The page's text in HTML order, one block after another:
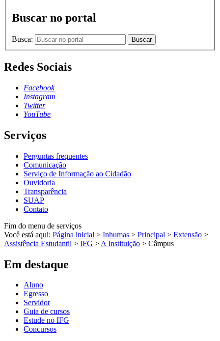
Buscar no portal
Busca: Buscar
Redes Sociais
Facebook
Instagram
Twitter
YouTube
Serviços
Perguntas frequentes
Comunicação
Serviço de Informação ao Cidadão
Ouvidoria
Transparência
SUAP
Contato
Fim do menu de serviços
Você está aqui: Página inicial > Inhumas > Principal > Extensão >
Assistência Estudantil > IFG > A Instituição > Câmpus
Em destaque
Aluno
Egresso
Servidor
Guia de cursos
Estude no IFG
Concursos